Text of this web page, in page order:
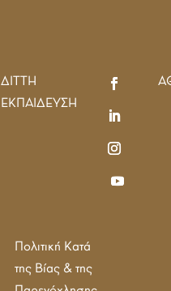
ΔΙΤΤΗ
ΕΚΠΑΙΔΕΥΣΗ
Πολιτική Κατά
της Βίας & της